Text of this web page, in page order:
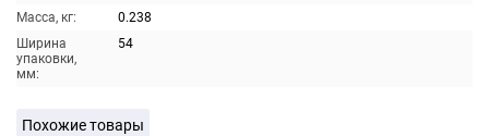
Масса, кг:
0.238
Ширина
упаковки,
мм:
54
Похожие товары